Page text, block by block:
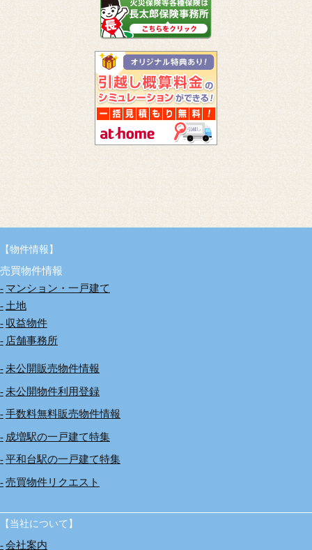
【物件情報】
売買物件情報
マンション・一戸建て
土地
収益物件
店舗事務所
未公開販売物件情報
未公開物件利用登録
手数料無料販売物件情報
成増駅の一戸建て特集
平和台駅の一戸建て特集
売買物件リクエスト
【当社について】
会社案内